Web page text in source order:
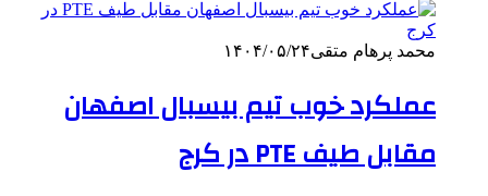
محمد پرهام متقی۱۴۰۴/۰۵/۲۴
عملکرد خوب تیم بیسبال اصفهان
مقابل طیف PTE در کرج